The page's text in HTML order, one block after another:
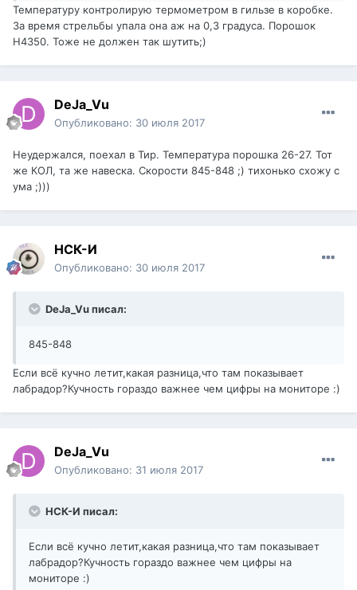
Температуру контролирую термометром в гильзе в коробке.
За время стрельбы упала она аж на 0,3 градуса. Порошок
H4350. Тоже не должен так шутить;)
DeJa_Vu
Опубликовано: 30 июля 2017
Неудержался, поехал в Тир. Температура порошка 26-27. Тот
же КОЛ, та же навеска. Скорости 845-848 ;) тихонько схожу с
ума ;)))
НСК-И
Опубликовано: 30 июля 2017
DeJa_Vu писал:
845-848
Если всё кучно летит,какая разница,что там показывает
лабрадор?Кучность гораздо важнее чем цифры на мониторе :)
DeJa_Vu
Опубликовано: 31 июля 2017
НСК-И писал:
Если всё кучно летит,какая разница,что там показывает
лабрадор?Кучность гораздо важнее чем цифры на
мониторе :)